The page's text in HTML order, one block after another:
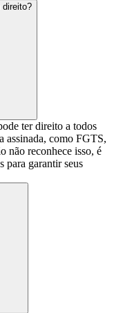
direito?
ter direito a todos
assinada, como FGTS,
não reconhece isso, é
para garantir seus